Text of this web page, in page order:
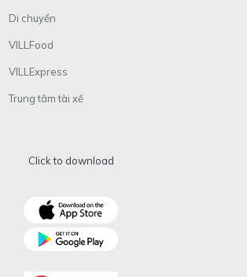
Di chuyển
VILLFood
VILLExpress
Trung tâm tài xế
Click to download